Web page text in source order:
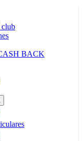
club
BACK